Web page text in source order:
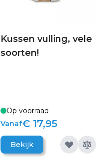
Kussen vulling, vele
soorten!
Op voorraad
Vanaf€ 17,95
Bekijk